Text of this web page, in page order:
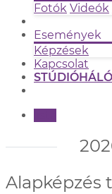
Fotók Videók
Események
Képzések
Kapcsolat
Alapképzés